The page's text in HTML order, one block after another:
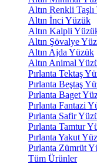
Altın Renkli
Altın İnci Yüzük
Altın Kalpli
Altın Şövalye
Altın Ajda Yüzük
Altın Animal
Pırlanta Tektaş
Pırlanta Beştaş
Pırlanta Baget
Pırlanta Fantazi
Pırlanta Safir
Pırlanta Tamtur
Pırlanta Yakut
Pırlanta Zümrüt
Tüm Ürünler